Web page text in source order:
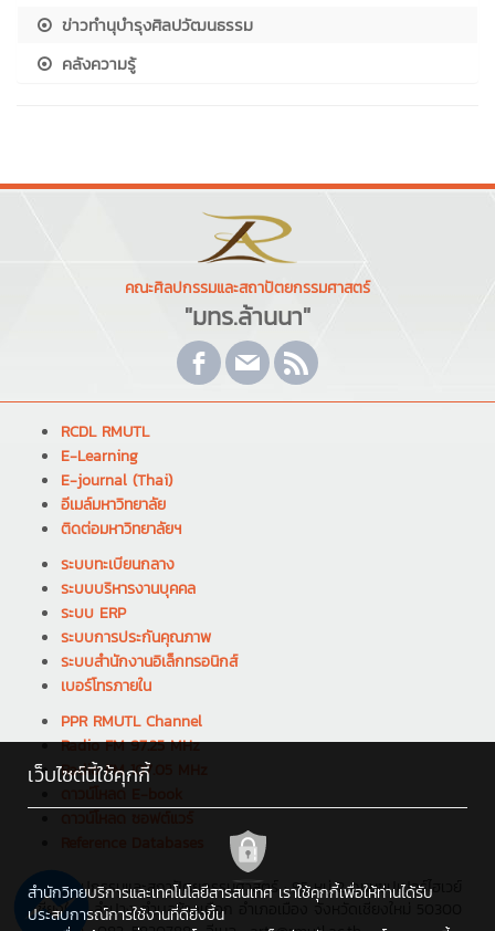
ข่าวทำนุบำรุงศิลปวัฒนธรรม
คลังความรู้
คณะศิลปกรรมและสถาปัตยกรรมศาสตร์
"มทร.ล้านนา"
RCDL RMUTL
E-Learning
E-journal (Thai)
อีเมล์มหาวิทยาลัย
ติดต่อมหาวิทยาลัยฯ
ระบบทะเบียนกลาง
ระบบบริหารงานบุคคล
ระบบ ERP
ระบบการประกันคุณภาพ
ระบบสำนักงานอิเล็กทรอนิกส์
เบอร์โทรภายใน
PPR RMUTL Channel
Radio FM 97.25 MHz
Radio FM 107.05 MHz
ดาวน์โหลด E-book
คณะศิลปกรรมและสถาปัตยกรรมศาสตร์ : 95 หมู่ 2 ถนนซุปเปอร์ไฮเวย์
เชียงใหม่-ลำปาง ตำบลช้างเผือก อำเภอเมือง จังหวัดเชียงใหม่ 50300
เว็บไซต์นี้ใช้คุกกี้
สำนักวิทยบริการและเทคโนโลยีสารสนเทศ เราใช้คุกกี้เพื่อให้ท่านได้รับ
ประสบการณ์การใช้งานที่ดียิ่งขึ้น